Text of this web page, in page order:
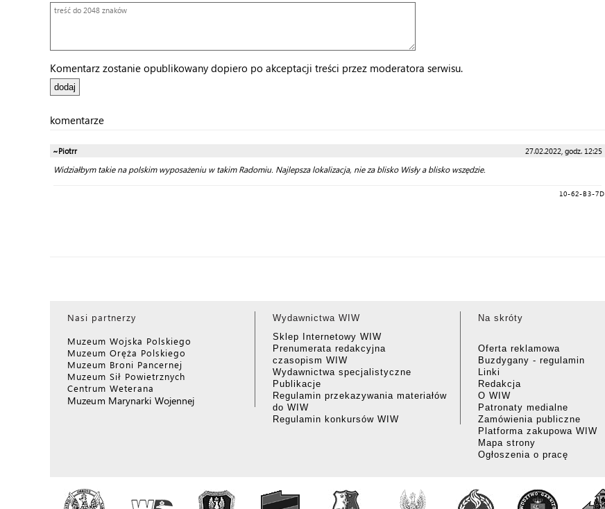
Komentarz zostanie opublikowany dopiero po akceptacji treści przez moderatora serwisu.
komentarze
~Piotrr 27.02.2022, godz. 12:25
Widziałbym takie na polskim wyposażeniu w takim Radomiu. Najlepsza lokalizacja, nie za blisko Wisły a blisko wszędzie.
10-62-B3-7D
Nasi partnerzy
Muzeum Wojska Polskiego
Muzeum Oręża Polskiego
Muzeum Broni Pancernej
Muzeum Sił Powietrznych
Centrum Weterana
Muzeum Marynarki Wojennej
Wydawnictwa WIW
Sklep Internetowy WIW
Prenumerata redakcyjna
czasopism WIW
Wydawnictwa specjalistyczne
Publikacje
Regulamin przekazywania materiałów
do WIW
Regulamin konkursów WIW
Na skróty
Oferta reklamowa
Buzdygany - regulamin
Linki
Redakcja
O WIW
Patronaty medialne
Zamówienia publiczne
Platforma zakupowa WIW
Mapa strony
Ogłoszenia o pracę